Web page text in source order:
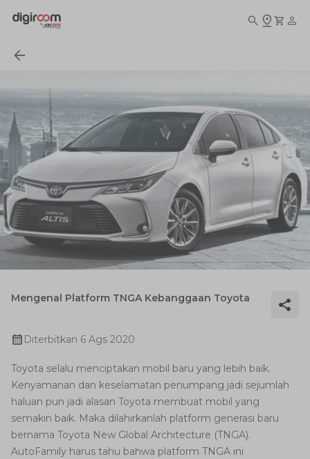
Mengenal Platform TNGA Kebanggaan Toyota
Diterbitkan 6 Ags 2020
Toyota selalu menciptakan mobil baru yang lebih baik.
Kenyamanan dan keselamatan penumpang jadi sejumlah
haluan pun jadi alasan Toyota membuat mobil yang
semakin baik. Maka dilahirkanlah platform generasi baru
bernama Toyota New Global Architecture (TNGA).
AutoFamily harus tahu bahwa platform TNGA ini